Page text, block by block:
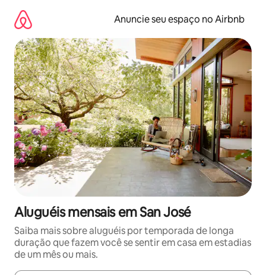
para
conteúdo
Anuncie seu espaço no Airbnb
Aluguéis mensais em San José
Saiba mais sobre aluguéis por temporada de longa
duração que fazem você se sentir em casa em estadias
de um mês ou mais.